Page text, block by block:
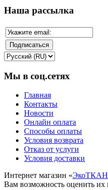
Наша рассылка
Мы в соц.сетях
Главная
Контакты
Новости
Онлайн оплата
Способы оплаты
Условия возврата
Отказ от услуги
Условия доставки
Интернет магазин «
Вам возможность оценить их